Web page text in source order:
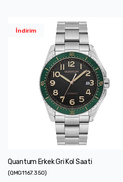
İndirim
Quantum Erkek Gri Kol Saati
(QMG1167.350)